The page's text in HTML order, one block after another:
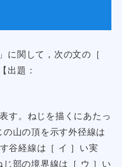
に関して，次の文の［
出題：
す。ねじを描くにあたっ
山の頂を示す外径線は
谷経線は［ イ ］い実
部の境界線は［ ウ ］い